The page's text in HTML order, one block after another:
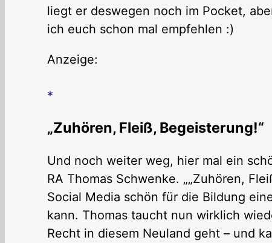
liegt er deswegen noch im Pocket,
ich euch schon mal empfehlen :)
Anzeige:
„Zuhören, Fleiß, Begeisterung!“
Und noch weiter weg, hier mal ein
RA Thomas Schwenke. „„Zuhören,
Social Media schön für die Bildung
kann. Thomas taucht nun wirklich
Recht in diesem Neuland geht – und